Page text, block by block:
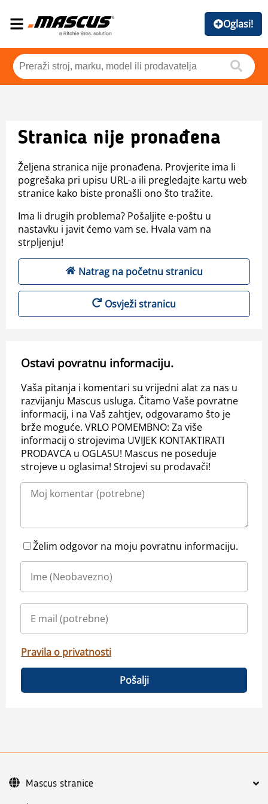
Oglasi!
Stranica nije pronađena
Željena stranica nije pronađena. Provjerite ima li
pogrešaka pri upisu URL-a ili pregledajte kartu web
stranice kako biste pronašli ono što tražite.
Ima li drugih problema? Pošaljite e-poštu u
nastavku i javit ćemo vam se. Hvala vam na
strpljenju!
Natrag na početnu stranicu
Osvježi stranicu
Ostavi povratnu informaciju.
Vaša pitanja i komentari su vrijedni alat za nas u
razvijanju Mascus usluga. Čitamo Vaše povratne
informacij, i na Vaš zahtjev, odgovaramo što je
brže moguće. VRLO POMEMBNO: Za više
informacij o strojevima UVIJEK KONTAKTIRATI
PRODAVCA u OGLASU! Mascus ne poseduje
strojeve u oglasima! Strojevi su prodavači!
Želim odgovor na moju povratnu informaciju.
Pravila o privatnosti
Pošalji
Mascus stranice